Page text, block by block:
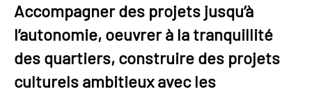
Accompagner des projets jusqu’à
l’autonomie, oeuvrer à la tranquillité
des quartiers, construire des projets
culturels ambitieux avec les